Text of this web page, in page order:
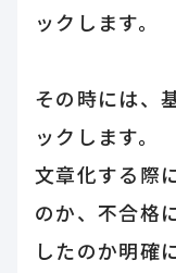
ックします。
その時には、
ックします。
文章化する際
のか、不合格
したのか明確